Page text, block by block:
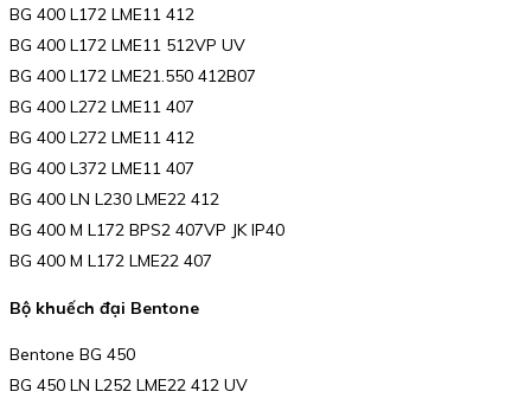
BG 400 L172 LME11 412
BG 400 L172 LME11 512VP UV
BG 400 L172 LME21.550 412B07
BG 400 L272 LME11 407
BG 400 L272 LME11 412
BG 400 L372 LME11 407
BG 400 LN L230 LME22 412
BG 400 M L172 BPS2 407VP JK IP40
BG 400 M L172 LME22 407
Bộ khuếch đại Bentone
Bentone BG 450
BG 450 LN L252 LME22 412 UV